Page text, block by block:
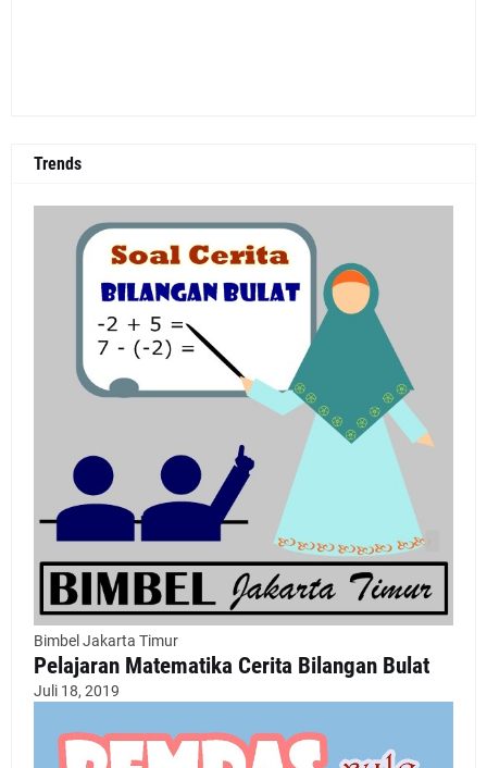
Trends
Bimbel Jakarta Timur
Pelajaran Matematika Cerita Bilangan Bulat
Juli 18, 2019